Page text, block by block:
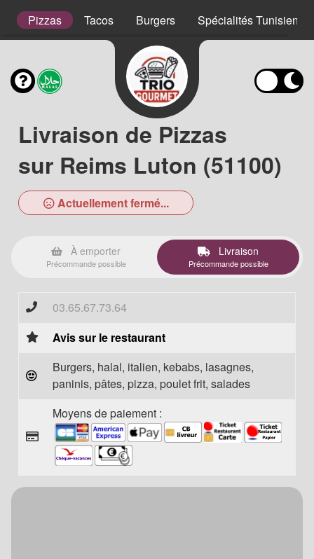
Pizzas Tacos Burgers Spécialités
Livraison de Pizzas
sur Reims Luton (51100)
Actuellement fermé...
À emporter
Précommande possible
Livraison
Précommande possible
03.65.67.73.64
Avis sur le restaurant
Burgers, halal, italien, kebabs, lasagnes,
paninis, pâtes, pizza, poulet frit, salades
Moyens de paiement :